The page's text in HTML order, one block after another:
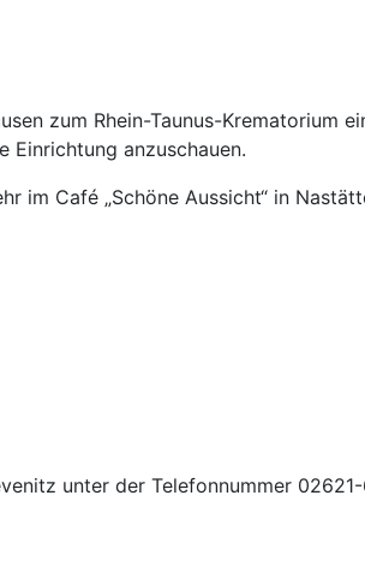
zum Rhein-Taunus-Krematorium
Einrichtung anzuschauen.
im Café „Schöne Aussicht“ in
unter der Telefonnummer